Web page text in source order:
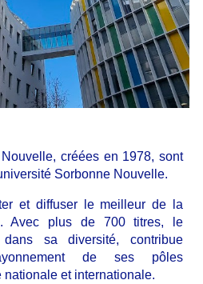
créées en 1978, sont
Sorbonne Nouvelle.
et diffuser le meilleur de la
Avec plus de 700 titres, le
sa diversité, contribue
de ses pôles
nationale et internationale.